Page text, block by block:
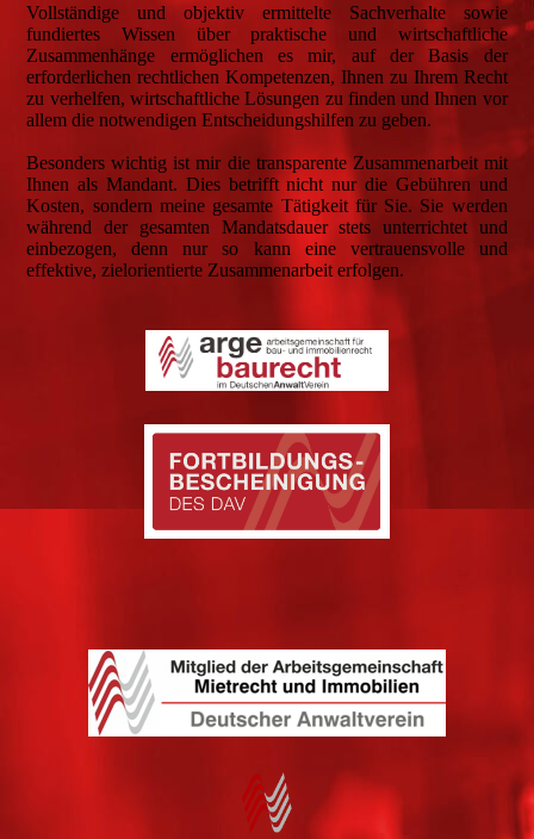
Vollständige und objektiv ermittelte Sachverhalte sowie
fundiertes Wissen über praktische und wirtschaftliche
Zusammenhänge ermöglichen es mir, auf der Basis der
erforderlichen rechtlichen Kompetenzen, Ihnen zu Ihrem Recht
zu verhelfen, wirtschaftliche Lösungen zu finden und Ihnen vor
allem die notwendigen Entscheidungshilfen zu geben.
Besonders wichtig ist mir die transparente Zusammenarbeit mit
Ihnen als Mandant. Dies betrifft nicht nur die Gebühren und
Kosten, sondern meine gesamte Tätigkeit für Sie. Sie werden
während der gesamten Mandatsdauer stets unterrichtet und
einbezogen, denn nur so kann eine vertrauensvolle und
effektive, zielorientierte Zusammenarbeit erfolgen.